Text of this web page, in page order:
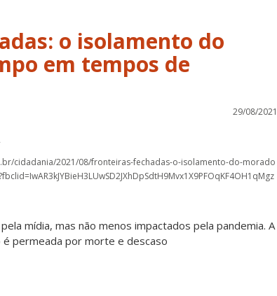
o isolamento do
em tempos de
29/08/2021
cidadania/2021/08/fronteiras-fechadas-o-isolamento-do-morado
mídia, mas não menos impactados pela pandemia. A
permeada por morte e descaso